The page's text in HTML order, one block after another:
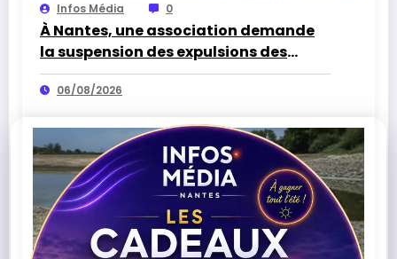
Infos Média 0
À Nantes, une association demande
la suspension des expulsions des
bidonvilles sans solution de
relogement
06/08/2026